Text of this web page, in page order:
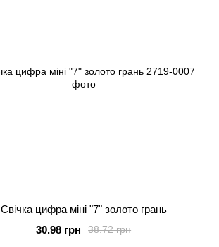
Свічка цифра міні "7" золото грань
38.72 грн
30.98 грн